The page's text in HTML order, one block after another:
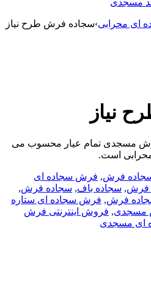
مسجدی
ای محرابی›سجاده فرش طرح نیاز
نیاز
مسجدی تمام عیار محسوب می
است.
فرش, فرش سجاده ای
فرش, سجاده باف, سجاده فرش,
فرش, فرش سجاده ای ستاره
مسجدی, فروش اینترنتی فرش
ای مسجدی